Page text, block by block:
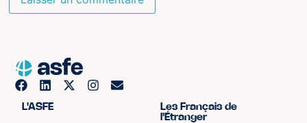
L'ASFE
Les Français de
l'Étranger